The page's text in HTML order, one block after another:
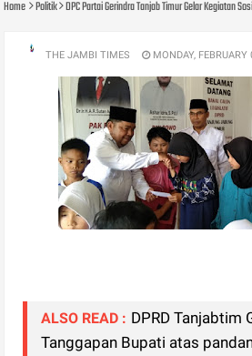
Home Politik DPC Partai Gerindra Tanjab Timur Gelar Kegiatan
THE JAMBI TIMES MONDAY, FEBRUARY
ALSO READ : DPRD Tanjabtim
Tanggapan Bupati atas